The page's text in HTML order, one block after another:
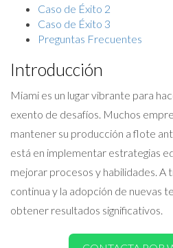
Caso de Éxito 2
Caso de Éxito 3
Preguntas Frecuentes
Introducción
Miami es un lugar vibrante para
exento de desafíos. Muchos
mantener su producción a flote
está en implementar estrategias
mejorar procesos y habilidades. A
continua y la adopción de nuevas
obtener resultados significativos.